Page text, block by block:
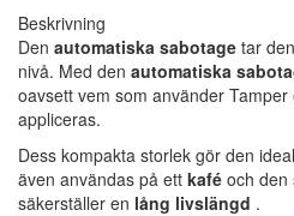
Beskrivning
Den automatiska sabotage tar
nivå. Med den automatiska
oavsett vem som använder
appliceras.
Dess kompakta storlek gör den
även användas på ett kafé och den
säkerställer en lång livslängd .